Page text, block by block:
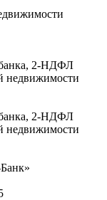
банка, 2-НДФЛ
недвижимости
банка, 2-НДФЛ
недвижимости